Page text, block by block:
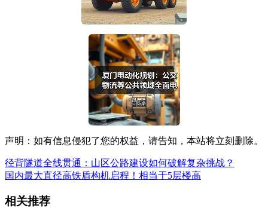
声明：如有信息侵犯了您的权益，请告知，本站将立刻删除。
径背隧道全线贯通：山区公路建设如何破解复杂挑战？
国内最大直径高铁盾构机启程！相当于5层楼高
相关推荐